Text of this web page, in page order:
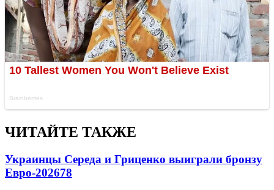
ЧИТАЙТЕ ТАКЖЕ
Украинцы Середа и Гриценко выиграли бронзу
Евро-202678